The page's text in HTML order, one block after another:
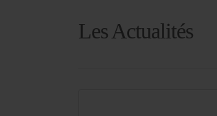
Les Actualités